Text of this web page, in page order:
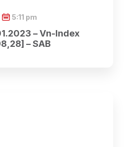
– Vn-Index
– SAB
5:11 pm